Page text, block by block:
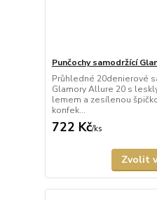
Punčochy samodržící
Průhledné 20denierové
Glamory Allure 20 s
lemem a zesílenou
konfek...
722 Kč/ks
Zvolit